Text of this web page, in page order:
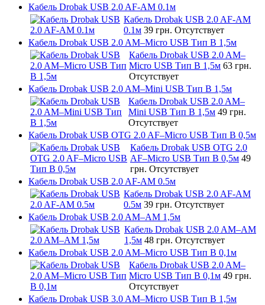
Кабель Drobak USB 2.0 AF-AM 0.1м
Кабель Drobak USB 2.0 AF-AM
0.1м 39 грн. Отсутствует
Кабель Drobak USB 2.0 AM–Micro USB Тип B 1,5м
Кабель Drobak USB 2.0 AM–
Micro USB Тип B 1,5м 63 грн.
Отсутствует
Кабель Drobak USB 2.0 AM–Mini USB Тип B 1,5м
Кабель Drobak USB 2.0 AM–
Mini USB Тип B 1,5м 49 грн.
Отсутствует
Кабель Drobak USB OTG 2.0 AF–Micro USB Тип B 0,5м
Кабель Drobak USB OTG 2.0
AF–Micro USB Тип B 0,5м 49
грн. Отсутствует
Кабель Drobak USB 2.0 AF-AM 0.5м
Кабель Drobak USB 2.0 AF-AM
0.5м 39 грн. Отсутствует
Кабель Drobak USB 2.0 AM–AM 1,5м
Кабель Drobak USB 2.0 AM–AM
1,5м 48 грн. Отсутствует
Кабель Drobak USB 2.0 AM–Micro USB Тип B 0,1м
Кабель Drobak USB 2.0 AM–
Micro USB Тип B 0,1м 49 грн.
Отсутствует
Кабель Drobak USB 3.0 AM–Micro USB Тип B 1,5м